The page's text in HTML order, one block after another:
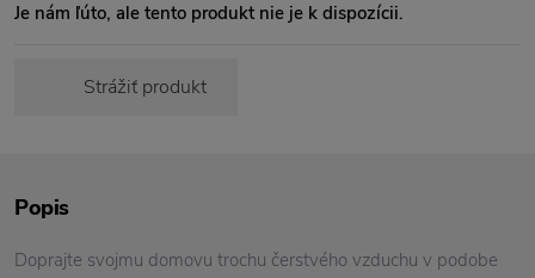
Je nám ľúto, ale tento produkt nie je k dispozícii.
Strážiť produkt
Popis
Doprajte svojmu domovu trochu čerstvého vzduchu v podobe